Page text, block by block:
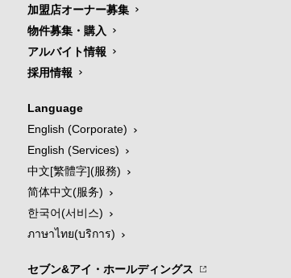
加盟店オーナー募集
物件募集・購入
アルバイト情報
採用情報
Language
English (Corporate)
English (Services)
中文[繁體字](服務)
简体中文(服务)
한국어(서비스)
ภาษาไทย(บริการ)
セブン&アイ・ホールディングス